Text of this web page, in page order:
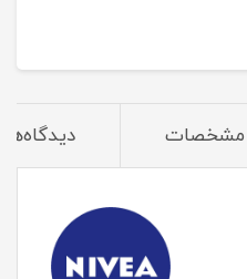
مشخصات دیدگاه‌ها